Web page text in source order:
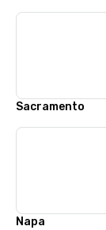
Sacramento
Napa